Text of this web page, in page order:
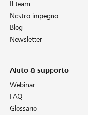
Il team
Nostro impegno
Blog
Newsletter
Aiuto & supporto
Webinar
FAQ
Glossario